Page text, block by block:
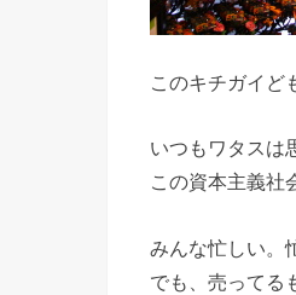
このキチガイど
いつもワタスは
この資本主義社
みんな忙しい。
でも、売ってる